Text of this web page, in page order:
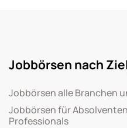
Jobbörsen nach
Jobbörsen alle Branchen
Jobbörsen für
Professionals